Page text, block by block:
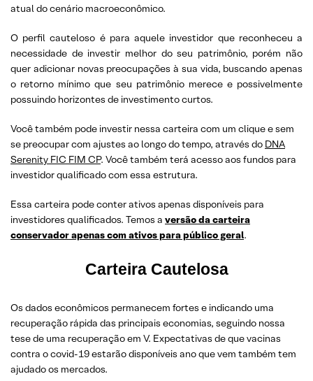
atual do cenário macroeconômico.
O perfil cauteloso é para aquele investidor que reconheceu a
necessidade de investir melhor do seu patrimônio, porém não
quer adicionar novas preocupações à sua vida, buscando apenas
o retorno mínimo que seu patrimônio merece e possivelmente
possuindo horizontes de investimento curtos.
Você também pode investir nessa carteira com um clique e sem
se preocupar com ajustes ao longo do tempo, através do DNA
Serenity FIC FIM CP. Você também terá acesso aos fundos para
investidor qualificado com essa estrutura.
Essa carteira pode conter ativos apenas disponíveis para
investidores qualificados. Temos a versão da carteira
conservador apenas com ativos para público geral.
Carteira Cautelosa
Os dados econômicos permanecem fortes e indicando uma
recuperação rápida das principais economias, seguindo nossa
tese de uma recuperação em V. Expectativas de que vacinas
contra o covid-19 estarão disponíveis ano que vem também tem
ajudado os mercados.